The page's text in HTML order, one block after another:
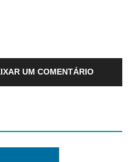
UM COMENTÁRIO